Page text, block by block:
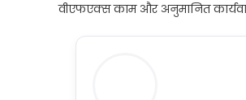
वीएफएक्स काम और अनुमानित